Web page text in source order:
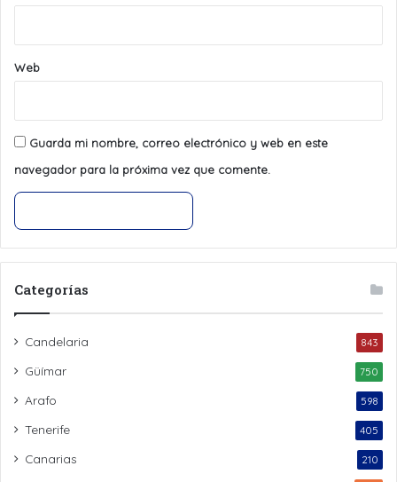
Web
Guarda mi nombre, correo electrónico y web en este
navegador para la próxima vez que comente.
Categorías
Candelaria 843
Güímar 750
Arafo 598
Tenerife 405
Canarias 210